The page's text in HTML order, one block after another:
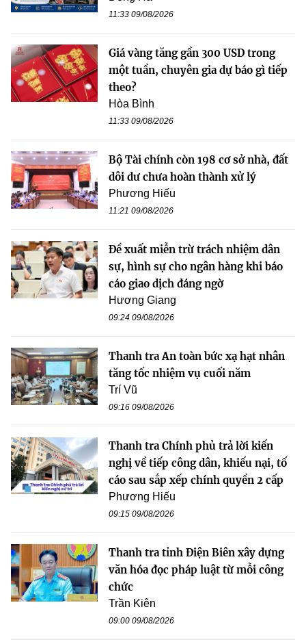
11:33 09/08/2026
Giá vàng tăng gần 300 USD trong
một tuần, chuyên gia dự báo gì tiếp
theo?
Hòa Bình
11:33 09/08/2026
Bộ Tài chính còn 198 cơ sở nhà, đất
dôi dư chưa hoàn thành xử lý
Phương Hiếu
11:21 09/08/2026
Đề xuất miễn trừ trách nhiệm dân
sự, hình sự cho ngân hàng khi báo
cáo giao dịch đáng ngờ
Hương Giang
09:24 09/08/2026
Thanh tra An toàn bức xạ hạt nhân
tăng tốc nhiệm vụ cuối năm
Trí Vũ
09:16 09/08/2026
Thanh tra Chính phủ trả lời kiến
nghị về tiếp công dân, khiếu nại, tố
cáo sau sắp xếp chính quyền 2 cấp
Phương Hiếu
09:15 09/08/2026
Thanh tra tỉnh Điện Biên xây dựng
văn hóa đọc pháp luật từ mỗi công
chức
Trần Kiên
09:00 09/08/2026